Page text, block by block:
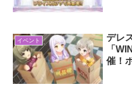
イベント
デレ
「
催！